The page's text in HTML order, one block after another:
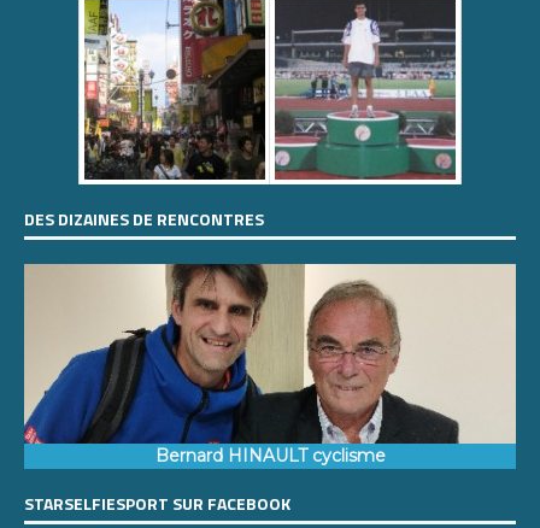
DES DIZAINES DE RENCONTRES
Bernard HINAULT cyclisme
STARSELFIESPORT SUR FACEBOOK